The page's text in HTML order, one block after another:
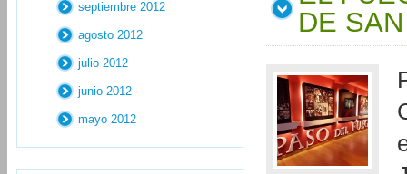
DE
septiembre 2012
agosto 2012
julio 2012
junio 2012
mayo 2012